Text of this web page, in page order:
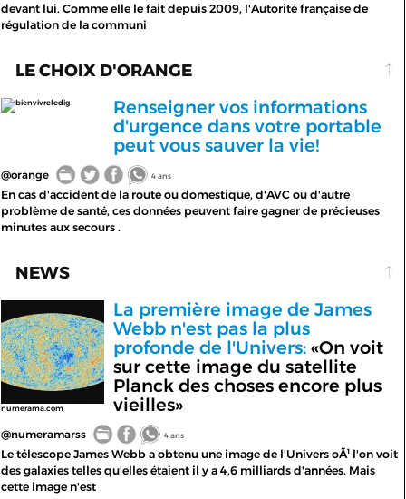
devant lui. Comme elle le fait depuis 2009, l'Autorité française de
régulation de la communi
LE CHOIX D'ORANGE
bienvivreledig
Renseigner vos informations
d'urgence dans votre portable
peut vous sauver la vie!
@orange 4 ans
En cas d'accident de la route ou domestique, d'AVC ou d'autre
problème de santé, ces données peuvent faire gagner de précieuses
minutes aux secours .
NEWS
numerama.com
La première image de James
Webb n'est pas la plus
profonde de l'Univers:«On voit
sur cette image du satellite
Planck des choses encore plus
vieilles»
@numeramarss 4 ans
Le télescope James Webb a obtenu une image de l'Univers oÃ¹ l'on voit
des galaxies telles qu'elles étaient il y a 4,6 milliards d'années. Mais
cette image n'est